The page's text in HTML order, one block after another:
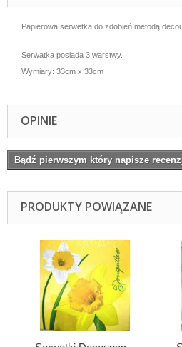
Papierowa serwetka do zdobień metodą
Serwatka posiada 3 warstwy.
Wymiary: 33cm x 33cm
OPINIE
Bądź pierwszym który napisze
PRODUKTY POWIĄZANE